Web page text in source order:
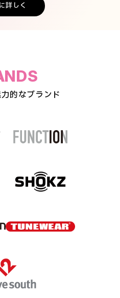
詳しく
的なブランド